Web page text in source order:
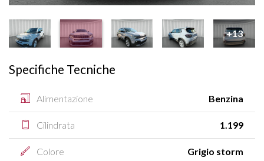
+13
Specifiche Tecniche
Alimentazione Benzina
Cilindrata 1.199
Colore Grigio storm